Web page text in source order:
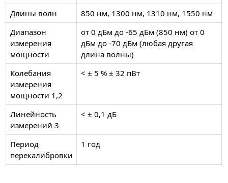
Длины волн
850 нм, 1300 нм, 1310 нм, 1550 нм
Диапазон
измерения
мощности
от 0 дБм до -65 дБм (850 нм) от 0
дБм до -70 дБм (любая другая
длина волны)
Колебания
измерения
мощности 1,2
< ± 5 % ± 32 пВт
Линейность
измерений 3
< ± 0,1 дБ
Период
перекалибровки
1 год